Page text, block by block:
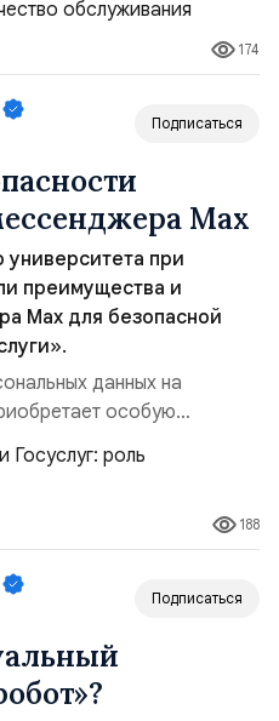
обеспечивая удобство и
С момента запуска ИИ
более 3
174
Подписаться
Max
при
преимущества и
Max для безопасной
данных на
особую
Портал «Госуслуги»
гражданам
взлома и утечки
остаётся реальной
этой задачи выступает
188
Подписаться